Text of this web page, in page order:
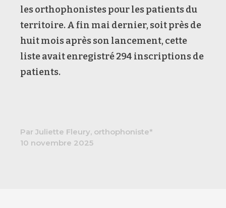
les orthophonistes pour les patients du
territoire. A fin mai dernier, soit près de
huit mois après son lancement, cette
liste avait enregistré 294 inscriptions de
patients.
Par Juliette Fleury, orthophoniste*
10 novembre 2025